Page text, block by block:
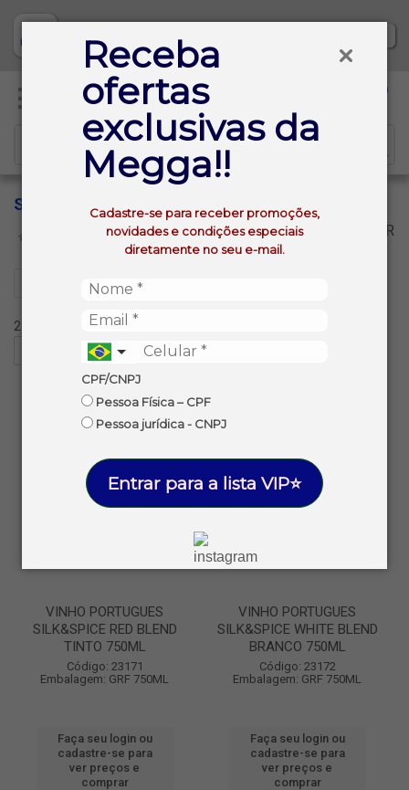
Receba
ofertas
exclusivas da
Megga!!
Cadastre-se para receber promoções,
novidades e condições especiais
diretamente no seu e-mail.
CPF/CNPJ
Pessoa Física – CPF
Pessoa jurídica - CNPJ
Entrar para a lista VIP⭐
SILK&SPICE
VOLTAR
SILK&SPICE
2 produtos ordenados por:
VINHO PORTUGUES
SILK&SPICE RED BLEND
TINTO 750ML
Código: 23171
Embalagem: GRF 750ML
Faça seu login ou
cadastre-se para
ver preços e
comprar
VINHO PORTUGUES
SILK&SPICE WHITE BLEND
BRANCO 750ML
Código: 23172
Embalagem: GRF 750ML
Faça seu login ou
cadastre-se para
ver preços e
comprar